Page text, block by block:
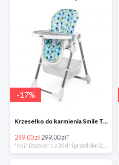
-17%
Krzesełko do karmienia Smile Trójkąty
249.00 zł299.00 zł*
*najniższa cena z 30 dni przed obniżką